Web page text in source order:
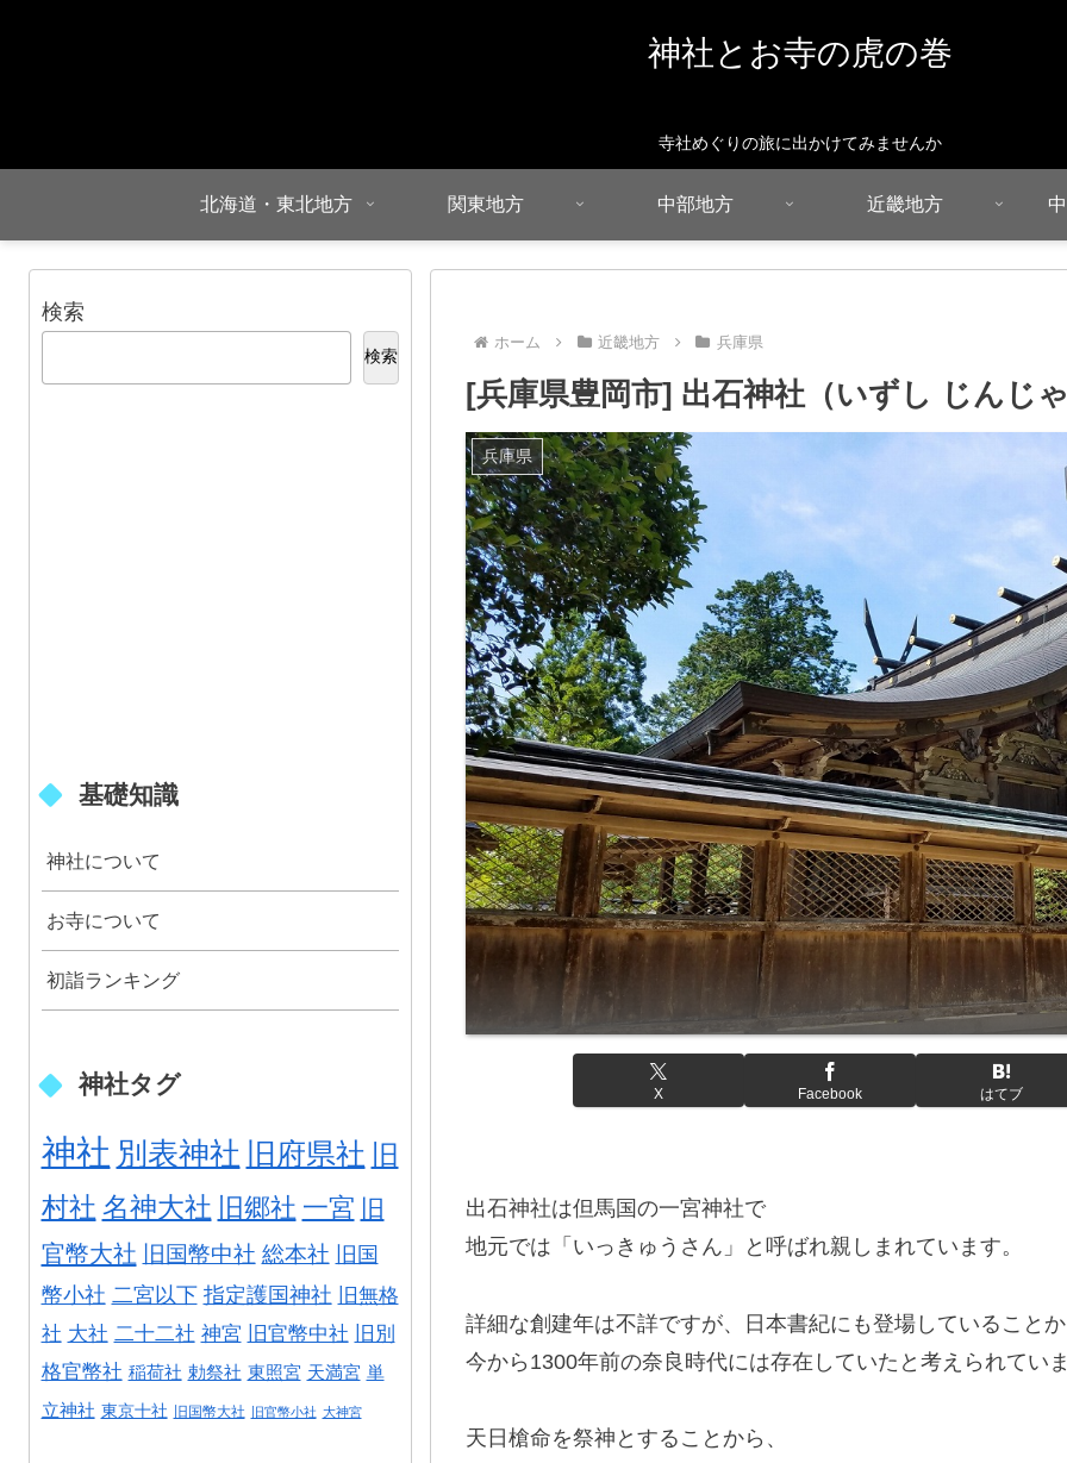
神社とお寺の虎の巻
寺社めぐりの旅に出かけてみませんか
北海道・東北地方 関東地方 中部地方 近畿地方
ホーム 近畿地方 兵庫県
[兵庫県豊岡市] 出石神社（いずし じんじ
兵庫県
X Facebook はてブ
出石神社は但馬国の一宮神社で
地元では「いっきゅうさん」と呼ばれ親しまれています。
詳細な創建年は不詳ですが、日本書紀にも登場していること
今から1300年前の奈良時代には存在していたと考えられてい
天日槍命を祭神とすることから、
検索
検索
基礎知識
神社について
お寺について
初詣ランキング
神社タグ
神社 別表神社 旧府県社 旧
村社 名神大社 旧郷社 一宮
旧
官幣大社
旧国幣中社 総本社
旧国
幣小社 二宮以下 指定護国神社 旧無格
社 大社 二十二社 神宮 旧官幣中社
旧別
格官幣社 稲荷社 勅祭社 東照宮 天満宮 単
立神社 東京十社 旧国幣大社 旧官幣小社 大神宮